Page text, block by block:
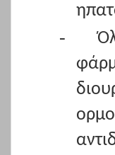
-